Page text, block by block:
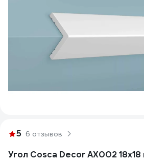
5 6 отзывов
Угол Cosca Decor AX002